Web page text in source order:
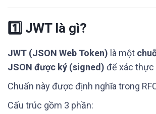
1️⃣ JWT là gì?
JWT (JSON Web Token) là một
JSON được ký (signed) để xác thực
Chuẩn này được định nghĩa trong
Cấu trúc gồm 3 phần: